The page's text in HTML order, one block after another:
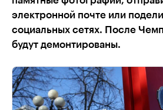
электронной почте или
социальных сетях. После
будут демонтированы.